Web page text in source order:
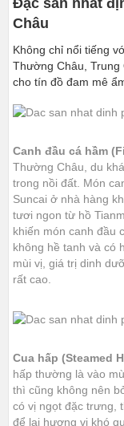
Châu
Không chỉ nổi tiếng
Thường Châu, Trung
cho tín đồ đam mê
Canh đầu cá hầm
Thường Châu, du
trong nồi đất. Món
Suncai ở nhà hàng
tươi ngon từ hồ
khiến món canh đầu
không hề tanh và có
mùi vị, giá trị dinh
rất cao.
Cua hấp (Steamed
hấp thường là vào
thì cũng không nên
có vị ngọt đặc trưng,
để lại hương vị khó